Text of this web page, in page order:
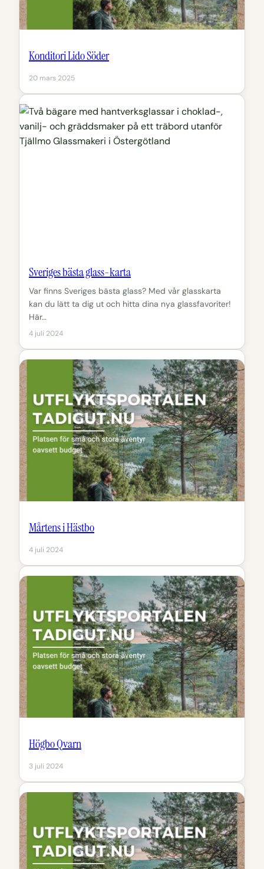
Konditori Lido Söder
20 mars 2025
Sveriges bästa glass-karta
Var finns Sveriges bästa glass? Med vår glasskarta
kan du lätt ta dig ut och hitta dina nya glassfavoriter!
Här…
4 juli 2024
Mårtens i Hästbo
4 juli 2024
Högbo Qvarn
3 juli 2024